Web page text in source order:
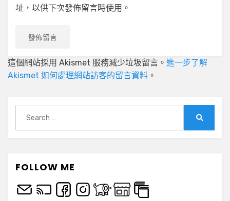
址，以供下次發佈留言時使用。
這個網站採用 Akismet 服務減少垃圾留言。 進一步了解
Akismet 如何處理網站訪客的留言資料 。
for:
FOLLOW ME